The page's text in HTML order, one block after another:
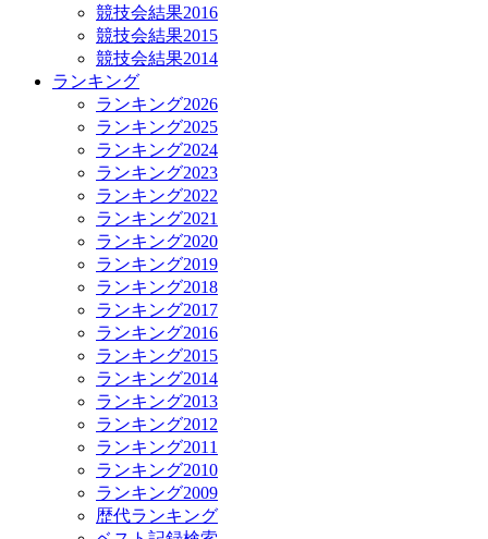
競技会結果2016
競技会結果2015
競技会結果2014
ランキング
ランキング2026
ランキング2025
ランキング2024
ランキング2023
ランキング2022
ランキング2021
ランキング2020
ランキング2019
ランキング2018
ランキング2017
ランキング2016
ランキング2015
ランキング2014
ランキング2013
ランキング2012
ランキング2011
ランキング2010
ランキング2009
歴代ランキング